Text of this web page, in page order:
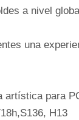
a nivel
una
artística para
H13